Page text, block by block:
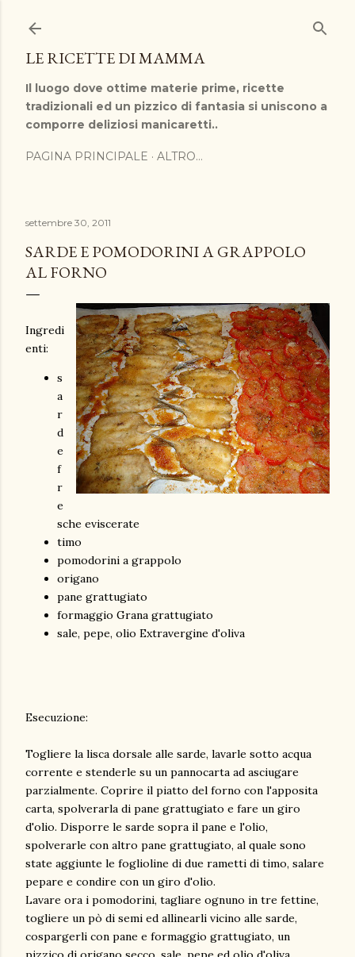
LE RICETTE DI MAMMA
Il luogo dove ottime materie prime, ricette
tradizionali ed un pizzico di fantasia si uniscono a
comporre deliziosi manicaretti..
PAGINA PRINCIPALE ALTRO…
settembre 30, 2011
SARDE E POMODORINI A GRAPPOLO
AL FORNO
Ingredi
enti:
s
a
r
d
e
f
r
e
sche eviscerate
timo
pomodorini a grappolo
origano
pane grattugiato
formaggio Grana grattugiato
sale, pepe, olio Extravergine d'oliva
Esecuzione:
Togliere la lisca dorsale alle sarde, lavarle sotto acqua
corrente e stenderle su un pannocarta ad asciugare
parzialmente. Coprire il piatto del forno con l'apposita
carta, spolverarla di pane grattugiato e fare un giro
d'olio. Disporre le sarde sopra il pane e l'olio,
spolverarle con altro pane grattugiato, al quale sono
state aggiunte le foglioline di due rametti di timo, salare
pepare e condire con un giro d'olio.
Lavare ora i pomodorini, tagliare ognuno in tre fettine,
togliere un pò di semi ed allinearli vicino alle sarde,
cospargerli con pane e formaggio grattugiato, un